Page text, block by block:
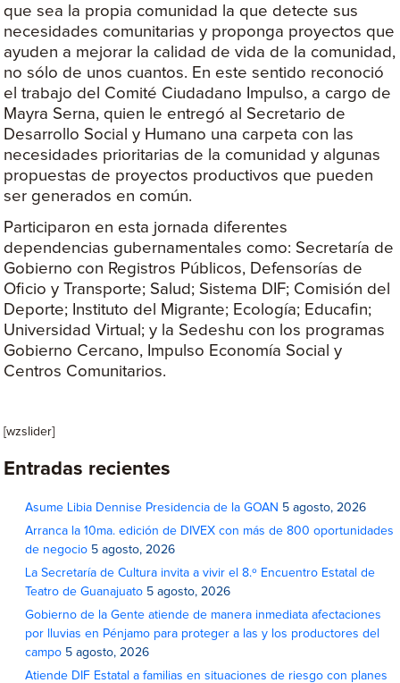
que sea la propia comunidad la que detecte sus
necesidades comunitarias y proponga proyectos que
ayuden a mejorar la calidad de vida de la comunidad,
no sólo de unos cuantos. En este sentido reconoció
el trabajo del Comité Ciudadano Impulso, a cargo de
Mayra Serna, quien le entregó al Secretario de
Desarrollo Social y Humano una carpeta con las
necesidades prioritarias de la comunidad y algunas
propuestas de proyectos productivos que pueden
ser generados en común.
Participaron en esta jornada diferentes
dependencias gubernamentales como: Secretaría de
Gobierno con Registros Públicos, Defensorías de
Oficio y Transporte; Salud; Sistema DIF; Comisión del
Deporte; Instituto del Migrante; Ecología; Educafin;
Universidad Virtual; y la Sedeshu con los programas
Gobierno Cercano, Impulso Economía Social y
Centros Comunitarios.
[wzslider]
Entradas recientes
Asume Libia Dennise Presidencia de la GOAN 5 agosto, 2026
Arranca la 10ma. edición de DIVEX con más de 800 oportunidades
de negocio 5 agosto, 2026
La Secretaría de Cultura invita a vivir el 8.º Encuentro Estatal de
Teatro de Guanajuato 5 agosto, 2026
Gobierno de la Gente atiende de manera inmediata afectaciones
por lluvias en Pénjamo para proteger a las y los productores del
campo 5 agosto, 2026
Atiende DIF Estatal a familias en situaciones de riesgo con planes